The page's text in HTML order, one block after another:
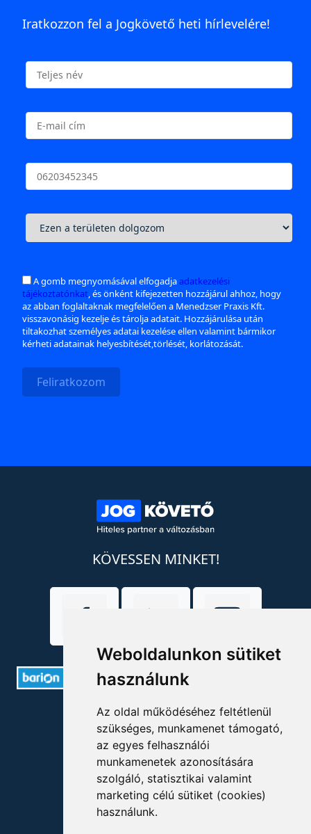
Weboldalunkon sütiket
használunk
Az oldal működéséhez feltétlenül
szükséges, munkamenet támogató,
az egyes felhasználói
munkamenetek azonosítására
szolgáló, statisztikai valamint
marketing célú sütiket (cookies)
használunk.
Iratkozzon fel a Jogkövető heti hírlevelére!
A gomb megnyomásával elfogadjaadatkezelési
tájékoztatónkat, és önként kifejezetten hozzájárul ahhoz, hogy
az abban foglaltaknak megfelelően a Menedzser Praxis Kft.
visszavonásig kezelje és tárolja adatait. Hozzájárulása után
tiltakozhat személyes adatai kezelése ellen valamint bármikor
kérheti adatainak helyesbítését,törlését, korlátozását.
Feliratkozom
KÖVESSEN MINKET!
ELÉRHETŐSÉGEK
+36 1 880 7600
info@mprx.hu